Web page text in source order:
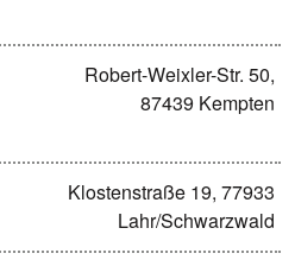
Robert-Weixler-Str. 50,
87439 Kempten
Klostenstraße 19, 77933
Lahr/Schwarzwald